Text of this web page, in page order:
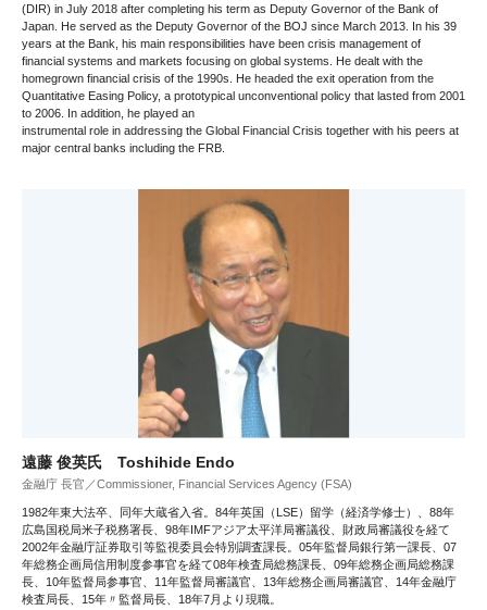
(DIR) in July 2018 after completing his term as Deputy Governor of the Bank of
Japan. He served as the Deputy Governor of the BOJ since March 2013. In his 39
years at the Bank, his main responsibilities have been crisis management of
financial systems and markets focusing on global systems. He dealt with the
homegrown financial crisis of the 1990s. He headed the exit operation from the
Quantitative Easing Policy, a prototypical unconventional policy that lasted from 2001
to 2006. In addition, he played an
instrumental role in addressing the Global Financial Crisis together with his peers at
major central banks including the FRB.
遠藤 俊英氏 Toshihide Endo
金融庁 長官／Commissioner, Financial Services Agency (FSA)
1982年東大法卒、同年大蔵省入省。84年英国（LSE）留学（経済学修士）、88年
広島国税局米子税務署長、98年IMFアジア太平洋局審議役、財政局審議役を経て
2002年金融庁証券取引等監視委員会特別調査課長。05年監督局銀行第一課長、07
年総務企画局信用制度参事官を経て08年検査局総務課長、09年総務企画局総務課
長、10年監督局参事官、11年監督局審議官、13年総務企画局審議官、14年金融庁
検査局長、15年〃監督局長、18年7月より現職。